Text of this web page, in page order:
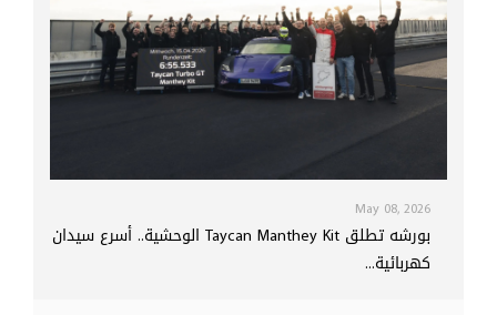
May 08, 2026
بورشه تطلق Taycan Manthey Kit الوحشية.. أسرع سيدان
كهربائية...